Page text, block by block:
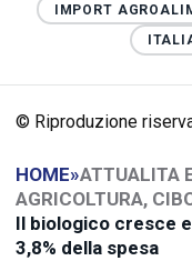
IMPORT
© Riproduzione
HOME»ATTUALITA
AGRICOLTURA,
Il biologico cresce
3,8% della spesa